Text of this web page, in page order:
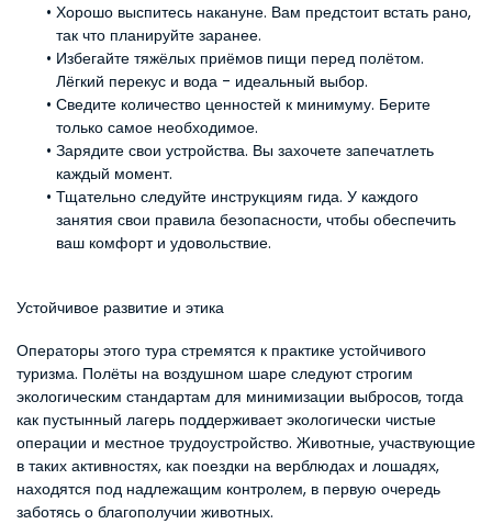
Хорошо выспитесь накануне. Вам предстоит встать рано,
так что планируйте заранее.
Избегайте тяжёлых приёмов пищи перед полётом.
Лёгкий перекус и вода - идеальный выбор.
Сведите количество ценностей к минимуму. Берите
только самое необходимое.
Зарядите свои устройства. Вы захочете запечатлеть
каждый момент.
Тщательно следуйте инструкциям гида. У каждого
занятия свои правила безопасности, чтобы обеспечить
ваш комфорт и удовольствие.
Устойчивое развитие и этика
Операторы этого тура стремятся к практике устойчивого
туризма. Полёты на воздушном шаре следуют строгим
экологическим стандартам для минимизации выбросов, тогда
как пустынный лагерь поддерживает экологически чистые
операции и местное трудоустройство. Животные, участвующие
в таких активностях, как поездки на верблюдах и лошадях,
находятся под надлежащим контролем, в первую очередь
заботясь о благополучии животных.